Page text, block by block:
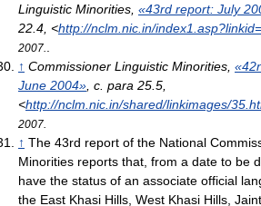
Linguistic Minorities, «43rd report: July
22.4 , <http://nclm.nic.in/
2007.
↑ Commissioner Linguistic Minorities,
June 2004» , с. para 25.5
<http://nclm.nic.in/shared/linkimages/
2007.
↑ The 43rd report of the National
Minorities reports that, from a date to be
have the status of an associate official
the East Khasi Hills, West Khasi Hills,